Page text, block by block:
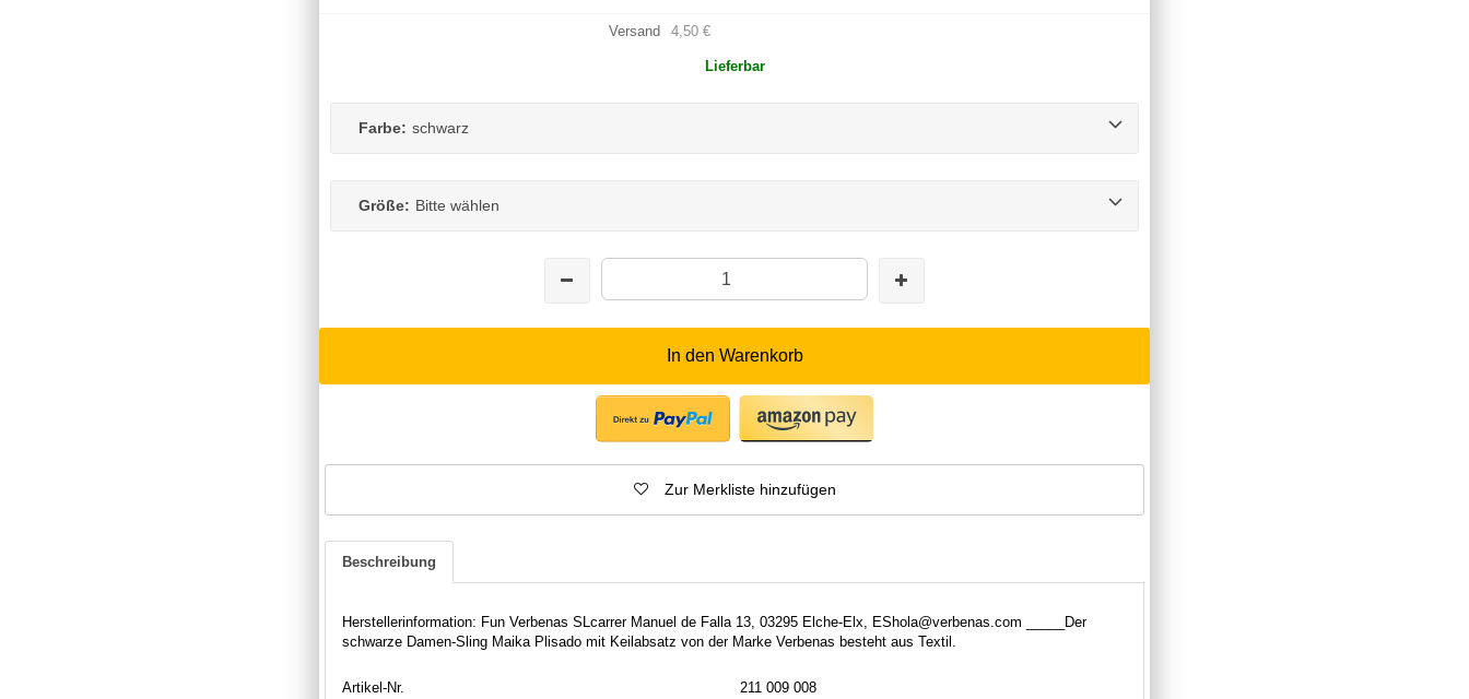
Versand 4,50 €
Lieferbar
Farbe: schwarz
Größe: Bitte wählen
In den Warenkorb
Zur Merkliste hinzufügen
Beschreibung
Herstellerinformation: Fun Verbenas SLcarrer Manuel de Falla 13, 03295 Elche-Elx, EShola@verbenas.com _____Der
schwarze Damen-Sling Maika Plisado mit Keilabsatz von der Marke Verbenas besteht aus Textil.
Artikel-Nr.
211 009 008